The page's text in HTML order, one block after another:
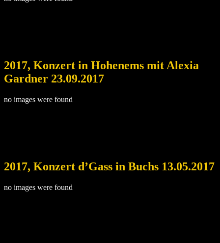
2017, Konzert in Hohenems mit Alexia
Gardner 23.09.2017
no images were found
2017, Konzert d’Gass in Buchs 13.05.2017
no images were found